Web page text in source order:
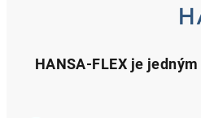
HANSA-FLEX je